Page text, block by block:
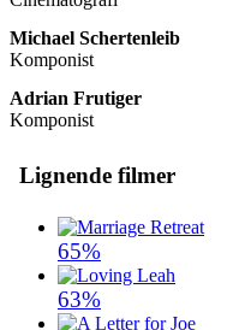
Michael Schertenleib
Komponist
Adrian Frutiger
Komponist
Lignende filmer
65%
63%